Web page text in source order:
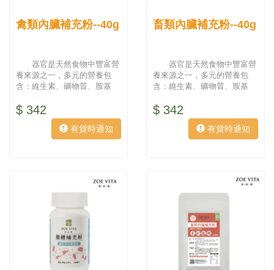
禽類內臟補充粉--40g
器官是天然食物中豐富營
養來源之一，多元的營養包
含：維生素、礦物質、胺基
新鮮雞、...
$ 342
有貨時通知
畜類內臟補充粉--40g
器官是天然食物中豐富營
養來源之一，多元的營養包
含：維生素、礦物質、胺基
新鮮牛、...
$ 342
有貨時通知